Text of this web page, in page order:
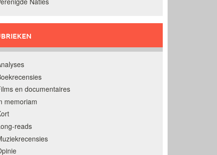
en documentaires
memoriam
reads